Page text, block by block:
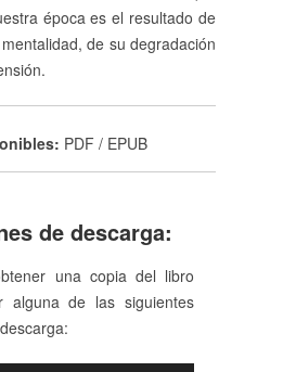
época es el resultado de
de su degradación
PDF / EPUB
de descarga:
una copia del libro
alguna de las siguientes